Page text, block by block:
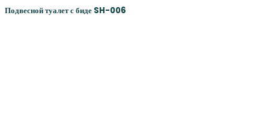
Подвесной туалет с биде SH-006